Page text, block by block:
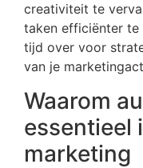
creativiteit te
taken efficiënter te
tijd over voor
van je
Waarom
essentieel
marketing